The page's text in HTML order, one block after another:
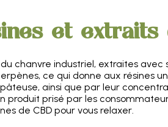
et extraits
chanvre industriel, extraites
ce qui donne aux résines
ainsi que par leur
produit prisé par les
de CBD pour vous relaxer.